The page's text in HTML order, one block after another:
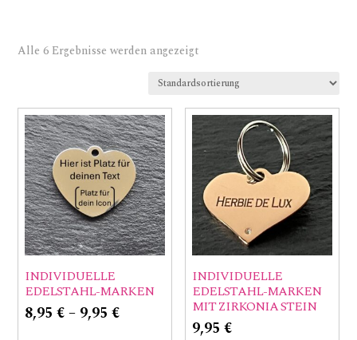
Alle 6 Ergebnisse werden angezeigt
INDIVIDUELLE
EDELSTAHL-MARKEN
8,95€– 9,95€
INDIVIDUELLE
EDELSTAHL-MARKEN
MIT ZIRKONIA STEIN
9,95€